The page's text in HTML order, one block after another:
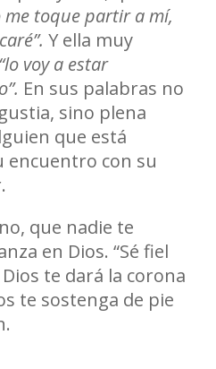
me toque partir a mí,
Y ella muy
“lo voy a estar
En sus palabras no
sino plena
que está
encuentro con su
que nadie te
en Dios. “Sé fiel
te dará la corona
te sostenga de pie